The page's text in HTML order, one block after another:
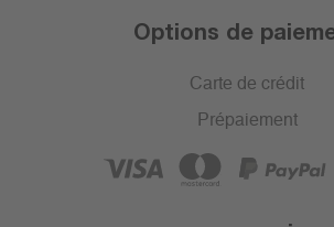
Options de
Carte de crédit
Prépaiement